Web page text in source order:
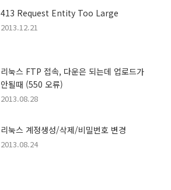
413 Request Entity Too Large
2013.12.21
리눅스 FTP 접속, 다운은 되는데 업로드가
안될때 (550 오류)
2013.08.28
리눅스 계정생성/삭제/비밀번호 변경
2013.08.24